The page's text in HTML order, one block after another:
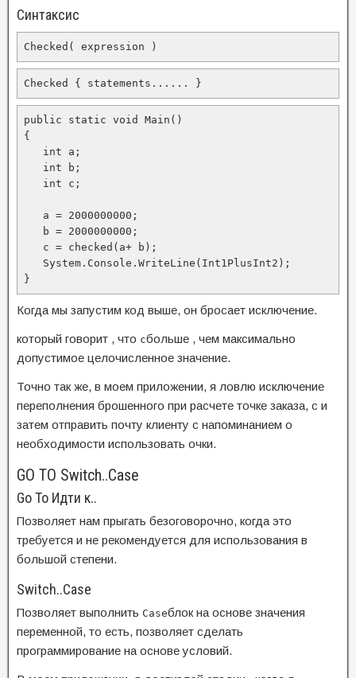
Синтаксис
Checked( expression )
Checked { statements...... }
public static void Main()
{
   int a;
   int b;
   int c;
   a = 2000000000;
   b = 2000000000;
   c = checked(a+ b);
   System.Console.WriteLine(Int1PlusInt2);
}
Когда мы запустим код выше, он бросает исключение.
который говорит , что cбольше , чем максимально
допустимое целочисленное значение.
Точно так же, в моем приложении, я ловлю исключение
переполнения брошенного при расчете точке заказа, с и
затем отправить почту клиенту с напоминанием о
необходимости использовать очки.
GO TO Switch..Case
Go To Идти к..
Позволяет нам прыгать безоговорочно, когда это
требуется и не рекомендуется для использования в
большой степени.
Switch..Case
Позволяет выполнить Caseблок на основе значения
переменной, то есть, позволяет сделать
программирование на основе условий.